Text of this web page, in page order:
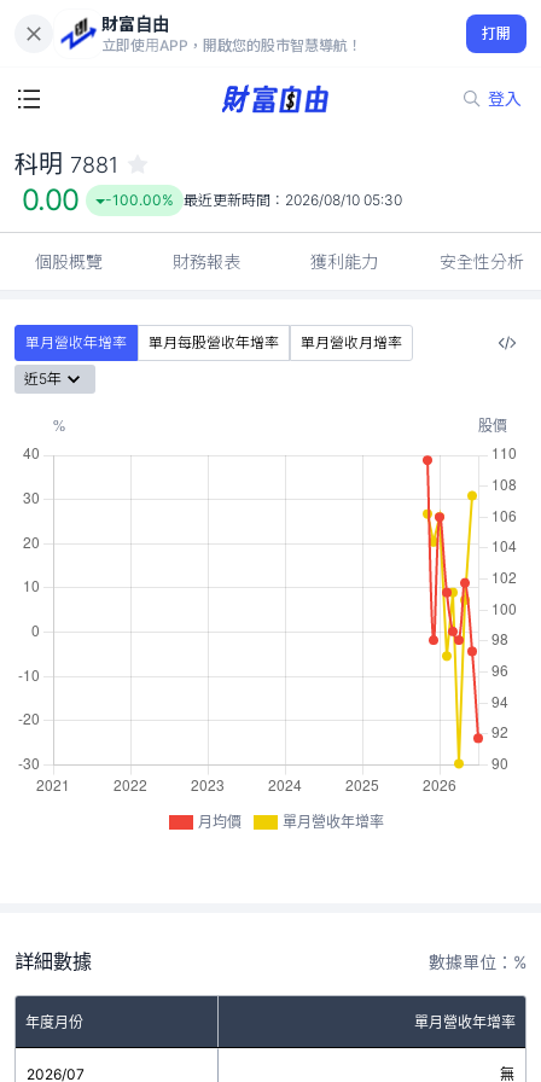
財富自由
立即使用APP，開啟您的股市智慧導航！
打開
登入
0.00
-100.00%
科明 7881
0.00 -100.00% 最近更新時間： 2026/08/10 05:30
個股概覽 財務報表 獲利能力 安全性分析
單月營收年增率 單月每股營收年增率
單月營收月增率
近5年
月均價 單月營收年增率
詳細數據 數據單位：%
年度月份 單月營收年增率
2026/07 無